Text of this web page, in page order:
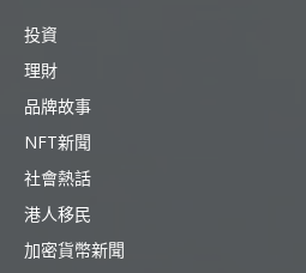
投資
理財
品牌故事
NFT新聞
社會熱話
港人移民
加密貨幣新聞